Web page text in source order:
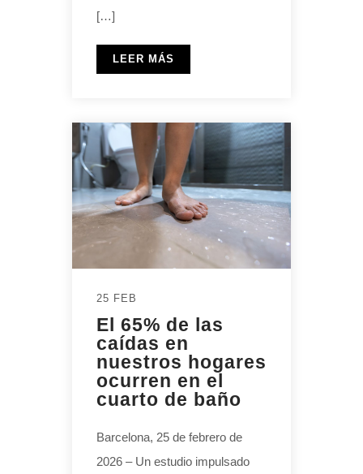
[…]
LEER MÁS
25 FEB
El 65% de las
caídas en
nuestros hogares
ocurren en el
cuarto de baño
Barcelona, 25 de febrero de
2026 – Un estudio impulsado